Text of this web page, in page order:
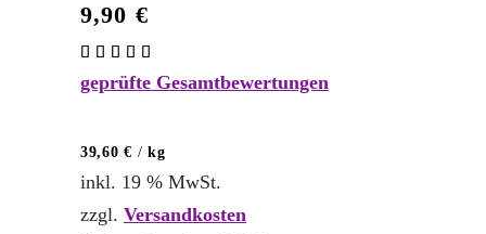
9,90 €
4.83
geprüfte Gesamtbewertungen
39,60€ /kg
inkl. 19 % MwSt.
zzgl. Versandkosten